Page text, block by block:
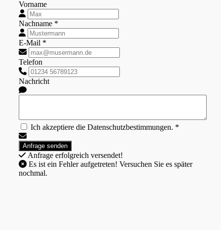
Vorname
Nachname *
E-Mail *
Telefon
Nachricht
Ich akzeptiere die Datenschutzbestimmungen. *
Anfrage erfolgreich versendet!
nochmal.